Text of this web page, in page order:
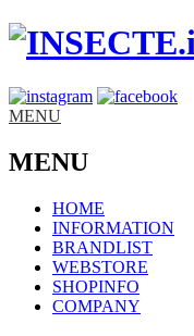
MENU
MENU
HOME
INFORMATION
BRANDLIST
WEBSTORE
SHOPINFO
COMPANY